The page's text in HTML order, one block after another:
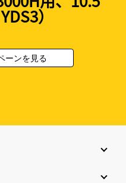
）
ーンを見る